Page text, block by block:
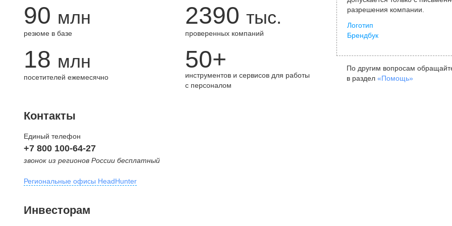
90 млн
резюме в базе
2390 тыс.
проверенных компаний
18 млн
посетителей ежемесячно
50+
инструментов и сервисов для работы
с персоналом
разрешения компании.
Логотип
Брендбук
По другим вопросам
в раздел «Помощь»
Контакты
Единый телефон
+7 800 100-64-27
звонок из регионов России бесплатный
Региональные офисы HeadHunter
внутригородская территория
Инвесторам